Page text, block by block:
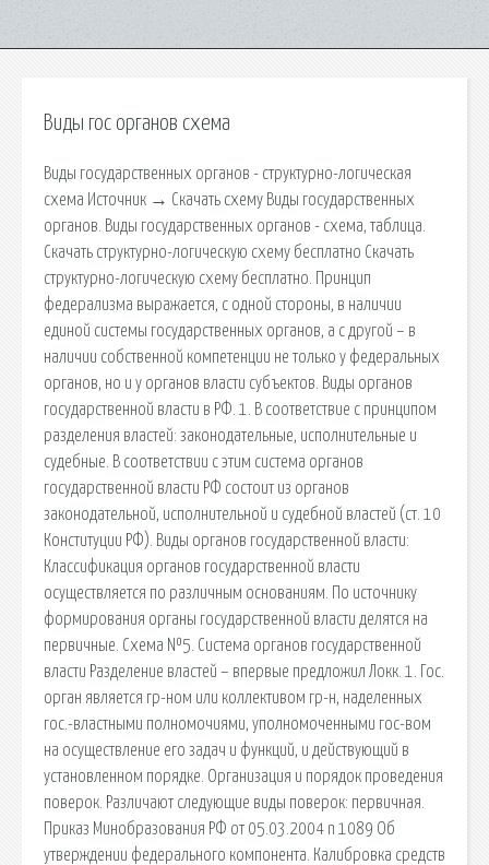
Виды гос органов схема
Виды государственных органов - структурно-логическая
схема Источник → Скачать схему Виды государственных
органов. Виды государственных органов - схема, таблица.
Скачать структурно-логическую схему бесплатно Скачать
структурно-логическую схему бесплатно. Принцип
федерализма выражается, с одной стороны, в наличии
единой системы государственных органов, а с другой – в
наличии собственной компетенции не только у федеральных
органов, но и у органов власти субъектов. Виды органов
государственной власти в РФ. 1. В соответствие с принципом
разделения властей: законодательные, исполнительные и
судебные. В соответствии с этим система органов
государственной власти РФ состоит из органов
законодательной, исполнительной и судебной властей (ст. 10
Конституции РФ). Виды органов государственной власти:
Классификация органов государственной власти
осуществляется по различным основаниям. По источнику
формирования органы государственной власти делятся на
первичные. Схема №5. Система органов государственной
власти Разделение властей – впервые предложил Локк. 1. Гос.
орган является гр-ном или коллективом гр-н, наделенных
гос.-властными полномочиями, уполномоченными гос-вом
на осуществление его задач и функций, и действующий в
установленном порядке. Организация и порядок проведения
поверок. Различают следующие виды поверок: первичная.
Приказ Минобразования РФ от 05.03.2004 n 1089 Об
утверждении федерального компонента. Калибровка средств